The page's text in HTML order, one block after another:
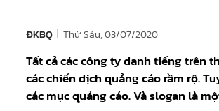
ĐKBQ | Thứ Sáu, 03/07/2020
Tất cả các công ty danh tiếng trên
các chiến dịch quảng cáo rầm rộ.
các mục quảng cáo. Và slogan là